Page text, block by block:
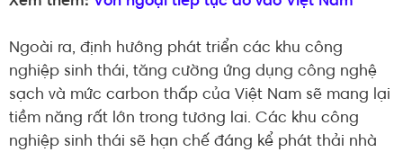
Ngoài ra, định hướng phát triển các khu công
nghiệp sinh thái, tăng cường ứng dụng công nghệ
sạch và mức carbon thấp của Việt Nam sẽ mang lại
tiềm năng rất lớn trong tương lai. Các khu công
nghiệp sinh thái sẽ hạn chế đáng kể phát thải nhà